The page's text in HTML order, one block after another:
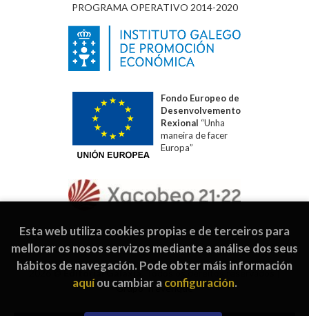
PROGRAMA OPERATIVO 2014-2020
Fondo Europeo de
Desenvolvemento
Rexional “Unha
maneira de facer
Europa”
2026 ©Editorial Galaxia . Todos os dereitos reservados |
Grupo Trevenque
Esta web utiliza cookies propias e de terceiros para
mellorar os nosos servizos mediante a análise dos seus
hábitos de navegación. Pode obter máis información
aquíou cambiar a configuración.